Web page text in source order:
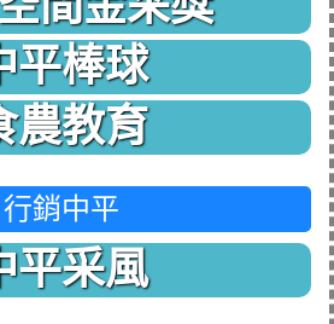
平棒球
農教育
行銷中平
平采風